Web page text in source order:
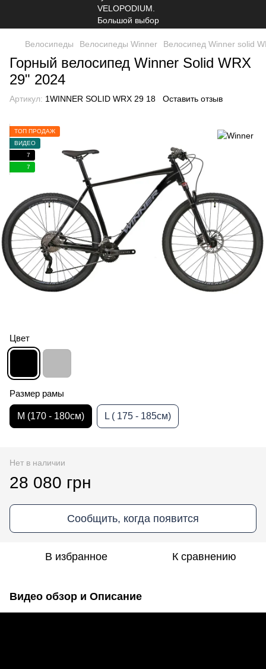
Велосипеды Велосипеды Winner Велосипед Winner solid
Горный велосипед Winner Solid WRX
29" 2024
Артикул: 1WINNER SOLID WRX 29 18 Оставить отзыв
ТОП ПРОДАЖ
ВИДЕО
7
7
Цвет
Размер рамы
M (170 - 180см) L ( 175 - 185см)
Нет в наличии
28 080 грн
Сообщить, когда появится
В избранное К сравнению
Видео обзор и Описание